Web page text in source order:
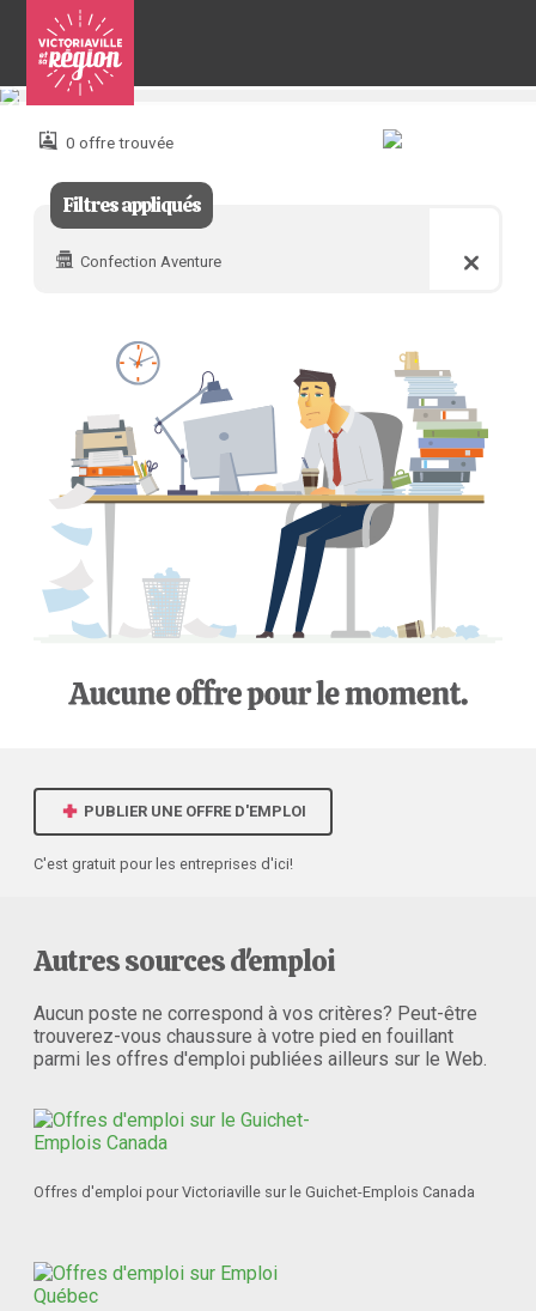
Pour
joindre 0 offre trouvée
Filtres appliqués
Confection Aventure
PUBLIER UNE OFFRE D'EMPLOI
C'est gratuit pour les entreprises d'ici!
Autres sources d'emploi
Aucun poste ne correspond à vos critères? Peut-être
trouverez-vous chaussure à votre pied en fouillant
parmi les offres d'emploi publiées ailleurs sur le Web.
Offres d'emploi pour Victoriaville sur le Guichet-Emplois Canada